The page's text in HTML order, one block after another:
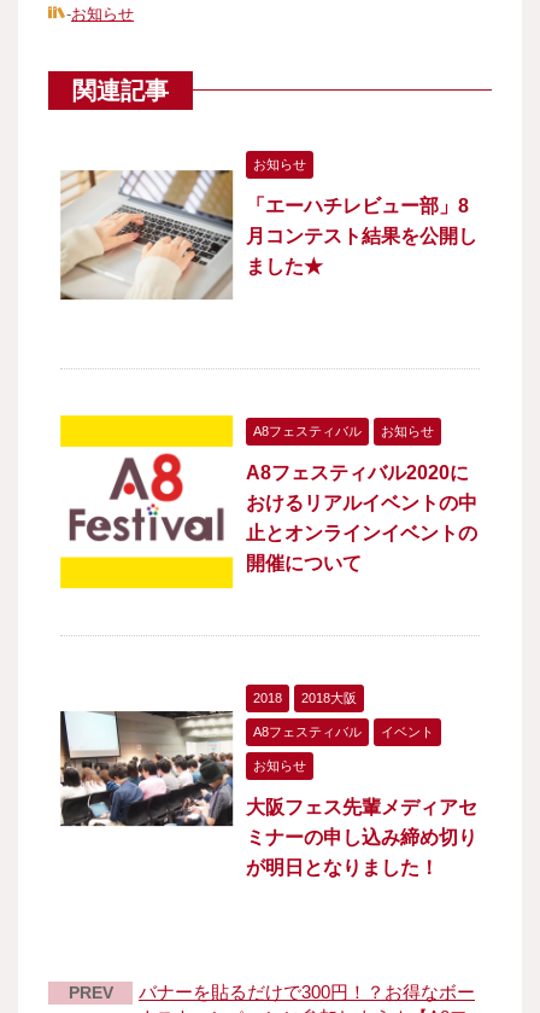
-お知らせ
関連記事
お知らせ
「エーハチレビュー部」8
月コンテスト結果を公開し
ました★
A8フェスティバル お知らせ
A8フェスティバル2020に
おけるリアルイベントの中
止とオンラインイベントの
開催について
2018 2018大阪
A8フェスティバル イベント
お知らせ
大阪フェス先輩メディアセ
ミナーの申し込み締め切り
が明日となりました！
PREV
バナーを貼るだけで300円！？お得なボー